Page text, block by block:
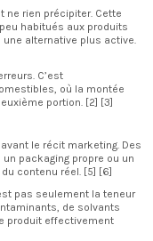
ne rien précipiter. Cette
habitués aux produits
alternative plus active.
C’est
où la montée
portion. [2] [3]
le récit marketing. Des
packaging propre ou un
contenu réel. [5] [6]
pas seulement la teneur
de solvants
produit effectivement